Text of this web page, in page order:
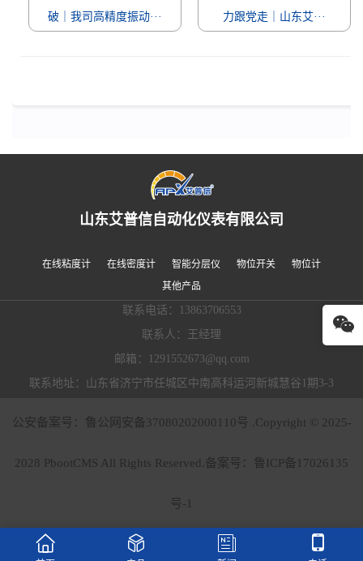
破｜我司高精度振动···
力跟党走｜山东艾···
山东艾普信自动化仪表有限公司
在线粘度计 在线密度计 智能分层仪 物位开关
物位计
其他产品
联系电话：13863706553
联系人：王经理
邮箱：1291552673@qq.com
联系地址：山东省济宁市任城区中南高科运河新城慧谷1期3-3
公安备案号：鲁公网安备37080202000110号 .Copyright © 2025-
2028 PbootCMS All Rights Reserved.备案号： 鲁ICP备17026135
号-1
   